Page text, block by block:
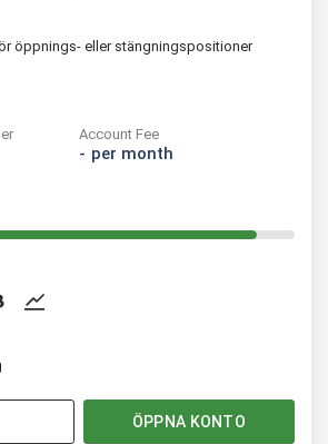
öppnings- eller stängningspositioner
Account Fee
- per month
ÖPPNA KONTO